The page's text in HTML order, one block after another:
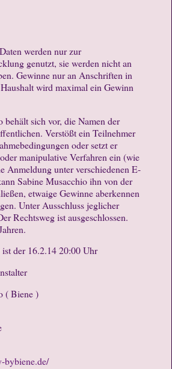
werden nur zur
genutzt, sie werden nicht an
Gewinne nur an Anschriften in
wird maximal ein Gewinn
behält sich vor, die Namen der
Verstößt ein Teilnehmer
oder setzt er
manipulative Verfahren ein (wie
Anmeldung unter verschiedenen E-
Sabine Musacchio ihn von der
etwaige Gewinne aberkennen
Unter Ausschluss jeglicher
Rechtsweg ist ausgeschlossen.
ist der 16.2.14 20:00 Uhr
( Biene )
bybiene.de/